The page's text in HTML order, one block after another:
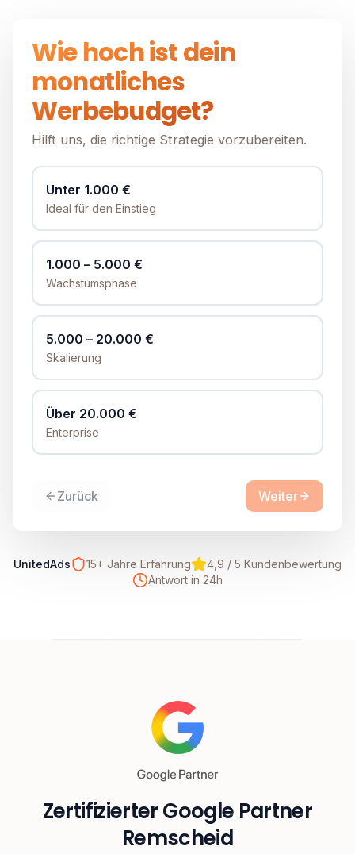
Wie hoch ist dein
monatliches
Werbebudget?
Hilft uns, die richtige Strategie vorzubereiten.
Unter 1.000 €
Ideal für den Einstieg
1.000 – 5.000 €
Wachstumsphase
5.000 – 20.000 €
Skalierung
Über 20.000 €
Enterprise
Zurück Weiter
UnitedAds 15+ Jahre Erfahrung
4,9 / 5 Kundenbewertung
Antwort in 24h
Zertifizierter Google Partner
Remscheid